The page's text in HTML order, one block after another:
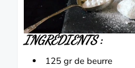
INGRÉDIENTS:
125 gr de beurre